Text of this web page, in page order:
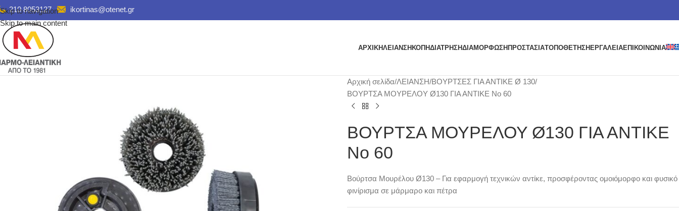
Skip to navigation
Skip to main content
210 8053127 ikortinas@otenet.gr
ΑΡΧΙΚΗΛΕΙΑΝΣΗ ΚΟΠΗΔΙΑΤΡΗΣΗΔΙΑΜΟΡΦΩΣΗ ΠΡΟΣΤΑΣΙΑΤΟΠΟΘΕΤΗΣΗ ΕΡΓΑΛΕΙΑΕΠΙΚΟΙΝΩΝΙΑ
Αρχική σελίδα ΛΕΙΑΝΣΗ ΒΟΥΡΤΣΕΣ ΓΙΑ ΑΝΤΙΚΕ Ø 130
ΒΟΥΡΤΣΑ ΜΟΥΡΕΛΟΥ Ø130 ΓΙΑ ΑΝΤΙΚΕ Νο 60
ΒΟΥΡΤΣΑ ΜΟΥΡΕΛΟΥ Ø130 ΓΙΑ ΑΝΤΙΚΕ
Νο 60
Βούρτσα Μουρέλου Ø130 – Για εφαρμογή τεχνικών αντίκε, προσφέροντας ομοιόμορφο και φυσικό
φινίρισμα σε μάρμαρο και πέτρα